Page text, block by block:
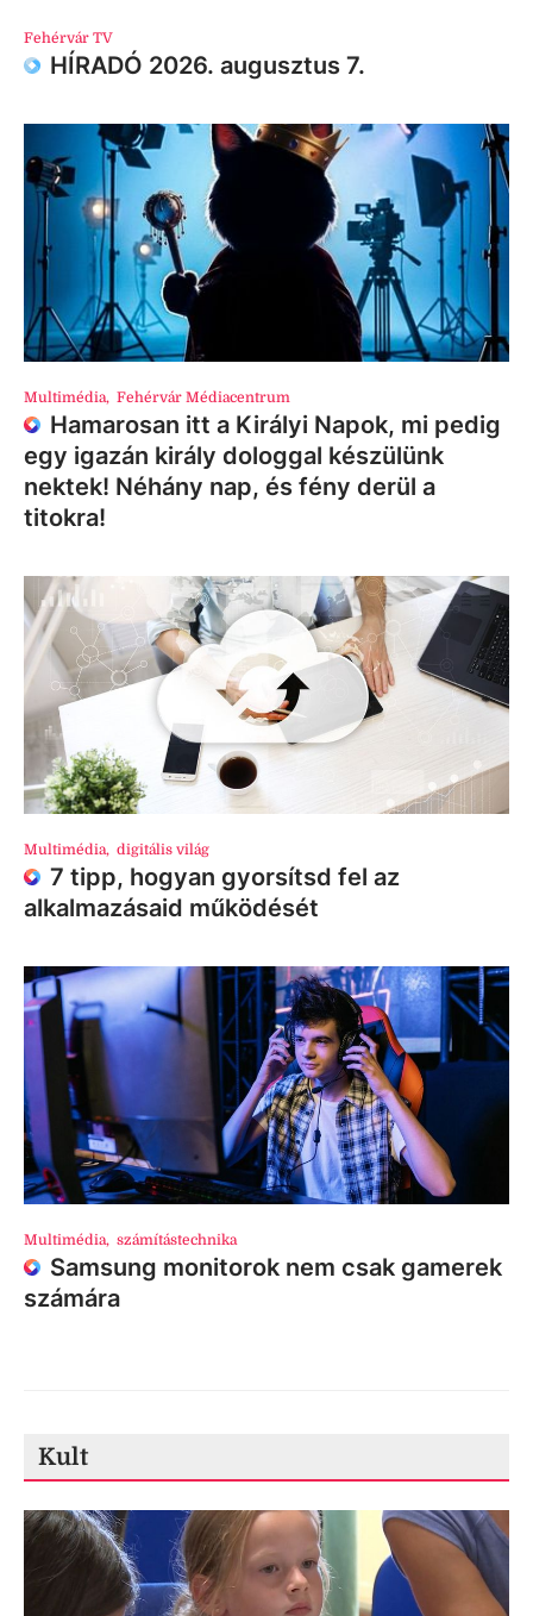
Fehérvár TV
HÍRADÓ 2026. augusztus 7.
Multimédia, Fehérvár Médiacentrum
Hamarosan itt a Királyi Napok, mi pedig
egy igazán király dologgal készülünk
nektek! Néhány nap, és fény derül a
titokra!
Multimédia, digitális világ
7 tipp, hogyan gyorsítsd fel az
alkalmazásaid működését
Multimédia, számítástechnika
Samsung monitorok nem csak gamerek
számára
Kult